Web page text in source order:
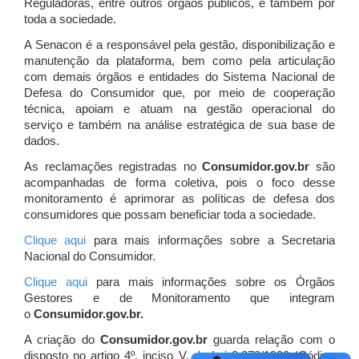
Reguladoras, entre outros órgãos públicos, e também por
toda a sociedade.
A Senacon é a responsável pela gestão, disponibilização e
manutenção da plataforma, bem como pela articulação
com demais órgãos e entidades do Sistema Nacional de
Defesa do Consumidor que, por meio de cooperação
técnica, apoiam e atuam na gestão operacional do
serviço e também na análise estratégica de sua base de
dados.
As reclamações registradas noConsumidor.gov.br são
acompanhadas de forma coletiva, pois o foco desse
monitoramento é aprimorar as políticas de defesa dos
consumidores que possam beneficiar toda a sociedade.
Clique aqui para mais informações sobre a Secretaria
Nacional do Consumidor.
Clique aquipara mais informações sobre os Órgãos
Gestores e de Monitoramento que integram
o Consumidor.gov.br.
A criação do Consumidor.gov.brguarda relação com o
disposto no artigo 4º, inciso V, da Lei 8.078/1990 (Código